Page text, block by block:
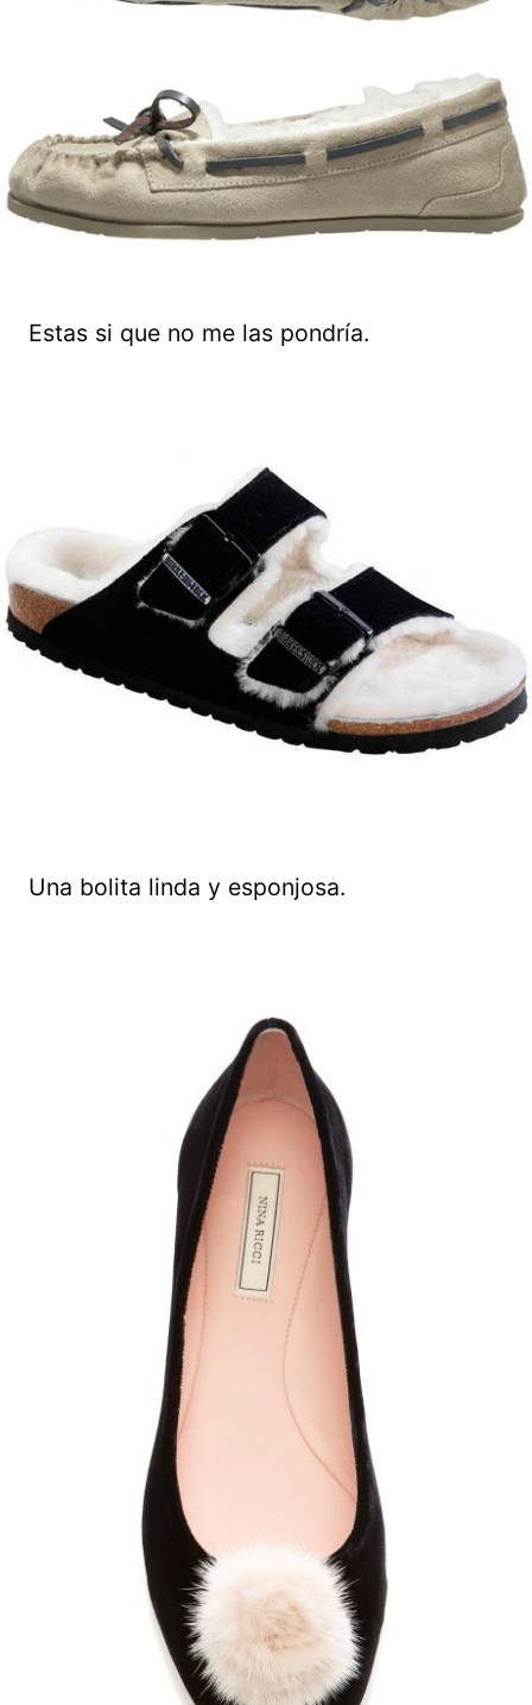
Estas si que no me las pondría.
Una bolita linda y esponjosa.